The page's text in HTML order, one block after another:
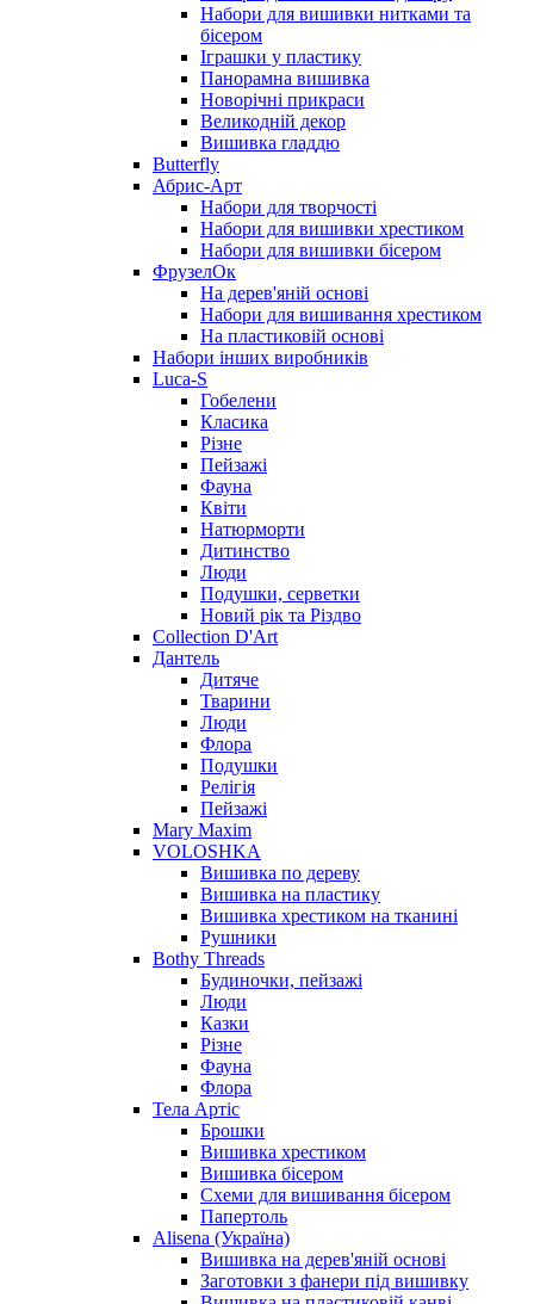
Набори для вишивки нитками та
бісером
Іграшки у пластику
Панорамна вишивка
Новорічні прикраси
Великодній декор
Вишивка гладдю
Butterfly
Абрис-Арт
Набори для творчості
Набори для вишивки хрестиком
Набори для вишивки бісером
ФрузелОк
На дерев'яній основі
Набори для вишивання хрестиком
На пластиковій основі
Набори інших виробників
Luca-S
Гобелени
Класика
Різне
Пейзажі
Фауна
Квіти
Натюрморти
Дитинство
Люди
Подушки, серветки
Новий рік та Різдво
Collection D'Art
Дантель
Дитяче
Тварини
Люди
Флора
Подушки
Релігія
Пейзажі
Mary Maxim
VOLOSHKA
Вишивка по дереву
Вишивка на пластику
Вишивка хрестиком на тканині
Рушники
Bothy Threads
Будиночки, пейзажі
Люди
Казки
Різне
Фауна
Флора
Тела Артіс
Брошки
Вишивка хрестиком
Вишивка бісером
Схеми для вишивання бісером
Папертоль
Alisena (Україна)
Вишивка на дерев'яній основі
Заготовки з фанери під вишивку